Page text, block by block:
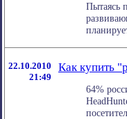
Пытаясь
22.10.2010
21:49
Как купить
64%